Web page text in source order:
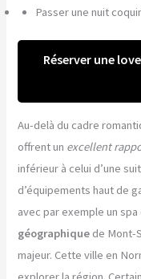
Passer une nuit
Réserver une
Au-delà du cadre
offrent un excellent
inférieur à celui d’une
d’équipements haut de
avec par exemple un
géographique de Mont-
majeur. Cette ville en